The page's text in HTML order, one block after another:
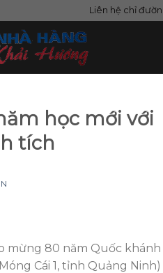
Liên hệ chỉ
học mới với
tích
mừng 80 năm Quốc
Cái 1, tỉnh Quảng